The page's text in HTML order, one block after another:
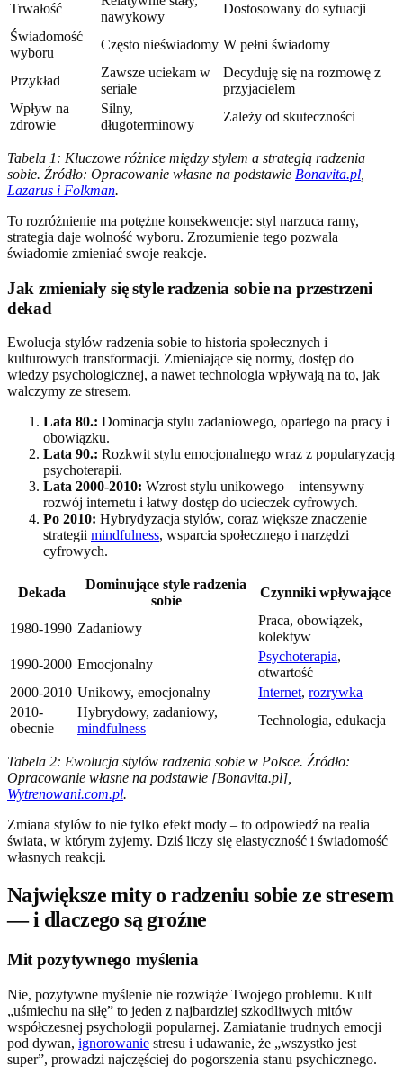
Trwałość
nawykowy
Dostosowany do sytuacji
Świadomość
wyboru
Często nieświadomy W pełni świadomy
Przykład
Zawsze uciekam w
seriale
Decyduję się na rozmowę z
przyjacielem
Wpływ na
zdrowie
Silny,
długoterminowy
Zależy od skuteczności
Tabela 1: Kluczowe różnice między stylem a strategią radzenia
sobie. Źródło: Opracowanie własne na podstawie Bonavita.pl
Lazarus i Folkman.
To rozróżnienie ma potężne konsekwencje: styl narzuca ramy,
strategia daje wolność wyboru. Zrozumienie tego pozwala
świadomie zmieniać swoje reakcje.
Jak zmieniały się style radzenia sobie na przestrzeni
dekad
Ewolucja stylów radzenia sobie to historia społecznych i
kulturowych transformacji. Zmieniające się normy, dostęp do
wiedzy psychologicznej, a nawet technologia wpływają na to, jak
walczymy ze stresem.
Lata 80.: Dominacja stylu zadaniowego, opartego na pracy i
obowiązku.
Lata 90.: Rozkwit stylu emocjonalnego wraz z popularyzacją
psychoterapii.
Lata 2000-2010: Wzrost stylu unikowego – intensywny
rozwój internetu i łatwy dostęp do ucieczek cyfrowych.
Po 2010: Hybrydyzacja stylów, coraz większe znaczenie
strategii mindfulness, wsparcia społecznego i narzędzi
cyfrowych.
Dekada
Dominujące style radzenia
sobie
Czynniki wpływające
1980-1990 Zadaniowy
Praca, obowiązek,
kolektyw
1990-2000 Emocjonalny
Psychoterapia,
otwartość
2000-2010 Unikowy, emocjonalny Internet, rozrywka
2010-
obecnie
Hybrydowy, zadaniowy,
mindfulness
Technologia, edukacja
Tabela 2: Ewolucja stylów radzenia sobie w Polsce. Źródło:
Opracowanie własne na podstawie [Bonavita.pl],
Wytrenowani.com.pl.
Zmiana stylów to nie tylko efekt mody – to odpowiedź na realia
świata, w którym żyjemy. Dziś liczy się elastyczność i świadomość
własnych reakcji.
Największe mity o radzeniu sobie ze stresem
— i dlaczego są groźne
Mit pozytywnego myślenia
Nie, pozytywne myślenie nie rozwiąże Twojego problemu. Kult
„uśmiechu na siłę” to jeden z najbardziej szkodliwych mitów
współczesnej psychologii popularnej. Zamiatanie trudnych emocji
pod dywan, ignorowanie stresu i udawanie, że „wszystko jest
super”, prowadzi najczęściej do pogorszenia stanu psychicznego.